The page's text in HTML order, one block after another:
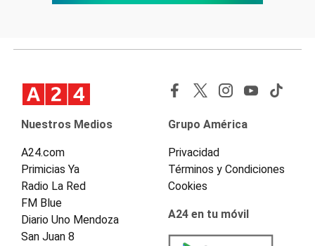
Nuestros Medios
A24.com
Primicias Ya
Radio La Red
FM Blue
Diario Uno Mendoza
San Juan 8
Grupo América
Privacidad
Términos y Condiciones
Cookies
A24 en tu móvil